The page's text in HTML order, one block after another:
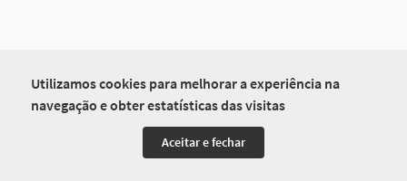
Utilizamos cookies para melhorar a experiência na
navegação e obter estatísticas das visitas
Aceitar e fechar